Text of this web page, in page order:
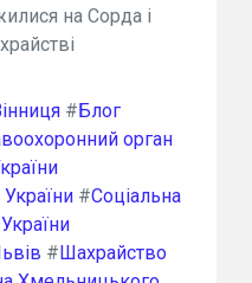
на Сорда і
#Блог
орган
#Соціальна
#Шахрайство